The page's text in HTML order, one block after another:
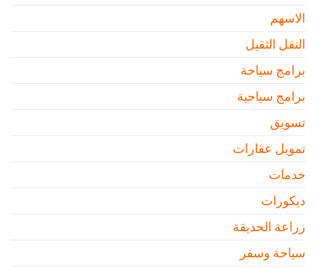
الاسهم
النقل الثقيل
برامج سياحة
برامج سياحية
تسويق
تمويل عقارات
خدمات
ديكورات
زراعة الحديقة
سياحة وسفر